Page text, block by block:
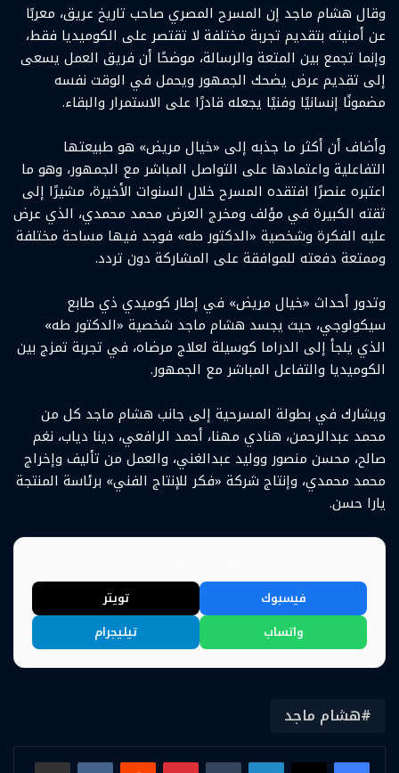
وقال هشام ماجد إن المسرح المصري صاحب تاريخ عريق، معربًا
عن أمنيته بتقديم تجربة مختلفة لا تقتصر على الكوميديا فقط،
وإنما تجمع بين المتعة والرسالة، موضحًا أن فريق العمل يسعى
إلى تقديم عرض يضحك الجمهور ويحمل في الوقت نفسه
مضمونًا إنسانيًا وفنيًا يجعله قادرًا على الاستمرار والبقاء.
وأضاف أن أكثر ما جذبه إلى «خيال مريض» هو طبيعتها
التفاعلية واعتمادها على التواصل المباشر مع الجمهور، وهو ما
اعتبره عنصرًا افتقده المسرح خلال السنوات الأخيرة، مشيرًا إلى
ثقته الكبيرة في مؤلف ومخرج العرض محمد محمدي، الذي عرض
عليه الفكرة وشخصية «الدكتور طه» فوجد فيها مساحة مختلفة
وممتعة دفعته للموافقة على المشاركة دون تردد.
وتدور أحداث «خيال مريض» في إطار كوميدي ذي طابع
سيكولوجي، حيث يجسد هشام ماجد شخصية «الدكتور طه»
الذي يلجأ إلى الدراما كوسيلة لعلاج مرضاه، في تجربة تمزج بين
الكوميديا والتفاعل المباشر مع الجمهور.
ويشارك في بطولة المسرحية إلى جانب هشام ماجد كل من
محمد عبدالرحمن، هنادي مهنا، أحمد الرافعي، دينا دياب، نغم
صالح، محسن منصور ووليد عبدالغني، والعمل من تأليف وإخراج
محمد محمدي، وإنتاج شركة «فكر للإنتاج الفني» برئاسة المنتجة
يارا حسن.
فيسبوك
تويتر
واتساب
تيليجرام
هشام ماجد
لينكدإن بينتيريست مشاركة عبر البريد